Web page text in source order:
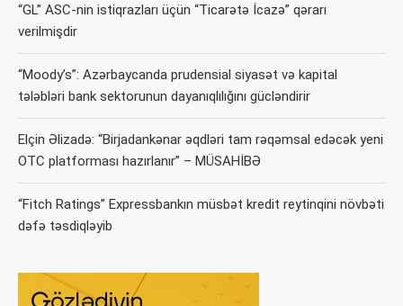
“GL” ASC-nin istiqrazları üçün “Ticarətə İcazə” qərarı
verilmişdir
“Moody’s”: Azərbaycanda prudensial siyasət və kapital
tələbləri bank sektorunun dayanıqlılığını gücləndirir
Elçin Əlizadə: “Birjadankənar əqdləri tam rəqəmsal edəcək yeni
OTC platforması hazırlanır” – MÜSAHİBƏ
“Fitch Ratings” Expressbankın müsbət kredit reytinqini növbəti
dəfə təsdiqləyib